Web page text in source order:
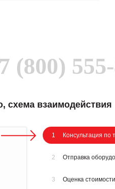
(800)
схема взаимодействия
1 Консультация по
2 Отправка
3 Оценка